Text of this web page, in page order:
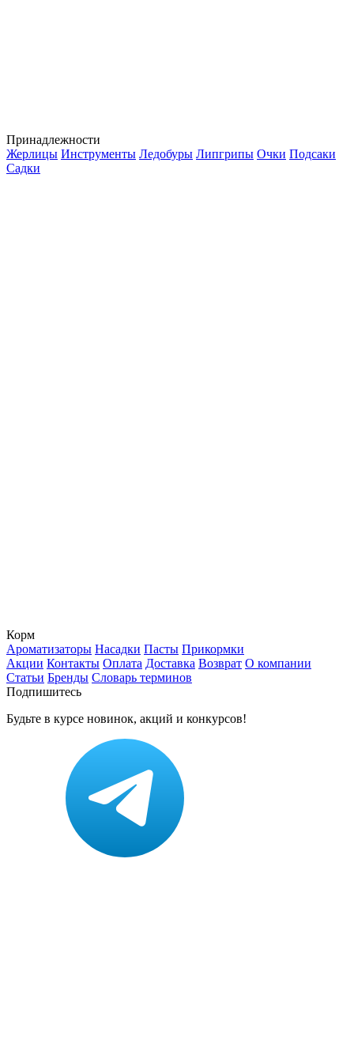
Принадлежности
Жерлицы Инструменты Ледобуры Липгрипы Очки Подсаки
Садки
Корм
Ароматизаторы Насадки Пасты Прикормки
Акции Контакты Оплата Доставка Возврат О компании
Статьи Бренды Словарь терминов
Подпишитесь
Будьте в курсе новинок, акций и конкурсов!